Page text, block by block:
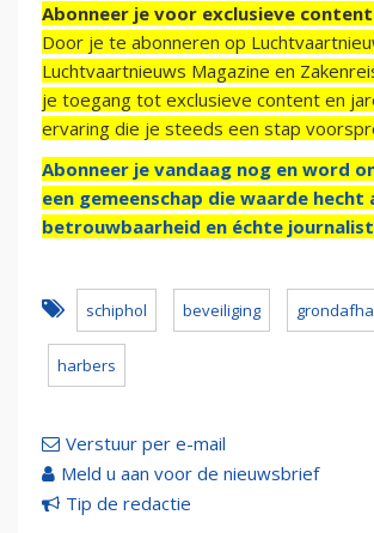
Abonneer je voor exclusieve
Door je te abonneren op
Luchtvaartnieuws Magazine en
je toegang tot exclusieve content en
ervaring die je steeds een stap
Abonneer je vandaag nog en word
een gemeenschap die waarde
betrouwbaarheid en échte
schiphol beveiliging
harbers
Verstuur per e-mail
Meld u aan voor de nieuwsbrief
Tip de redactie